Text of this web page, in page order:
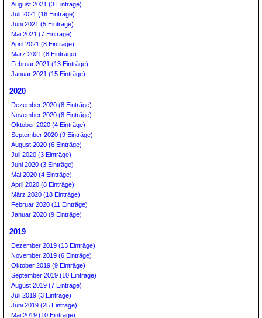
August 2021 (3 Einträge)
Juli 2021 (16 Einträge)
Juni 2021 (5 Einträge)
Mai 2021 (7 Einträge)
April 2021 (8 Einträge)
März 2021 (8 Einträge)
Februar 2021 (13 Einträge)
Januar 2021 (15 Einträge)
2020
Dezember 2020 (8 Einträge)
November 2020 (8 Einträge)
Oktober 2020 (4 Einträge)
September 2020 (9 Einträge)
August 2020 (6 Einträge)
Juli 2020 (3 Einträge)
Juni 2020 (3 Einträge)
Mai 2020 (4 Einträge)
April 2020 (8 Einträge)
März 2020 (18 Einträge)
Februar 2020 (11 Einträge)
Januar 2020 (9 Einträge)
2019
Dezember 2019 (13 Einträge)
November 2019 (6 Einträge)
Oktober 2019 (9 Einträge)
September 2019 (10 Einträge)
August 2019 (7 Einträge)
Juli 2019 (3 Einträge)
Juni 2019 (25 Einträge)
Mai 2019 (10 Einträge)